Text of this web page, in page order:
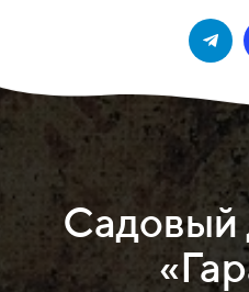
Садовый